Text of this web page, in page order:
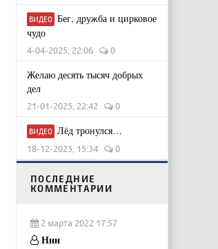
ВИДЕО Бег, дружба и цирковое
чудо
4-04-2025, 22:06 0
Желаю десять тысяч добрых
дел
21-01-2025, 22:42 0
ВИДЕО Лёд тронулся…
18-12-2023, 15:34 0
ПОСЛЕДНИЕ
КОММЕНТАРИИ
2 марта 2022 17:57
Ннн